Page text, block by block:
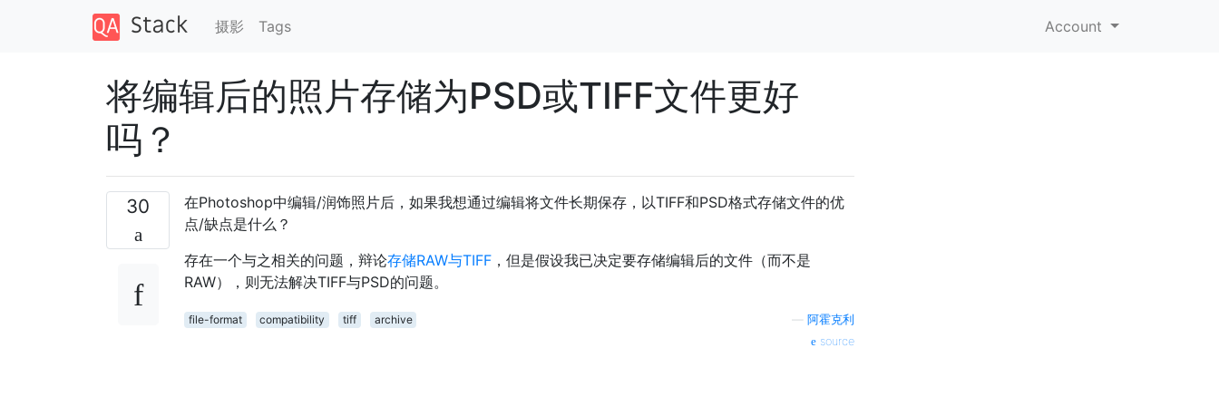
摄影 Tags Account
将编辑后的照片存储为PSD或TIFF文件更好
吗？
30
在Photoshop中编辑/润饰照片后，如果我想通过编辑将文件长期保存，以TIFF和PSD格式存储文件的优
点/缺点是什么？
存在一个与之相关的问题，辩论存储RAW与TIFF ，但是假设我已决定要存储编辑后的文件（而不是
RAW），则无法解决TIFF与PSD的问题。
file-format compatibility tiff archive
阿霍克利
source